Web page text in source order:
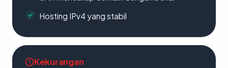
Hosting IPv4 yang stabil
Kekurangan